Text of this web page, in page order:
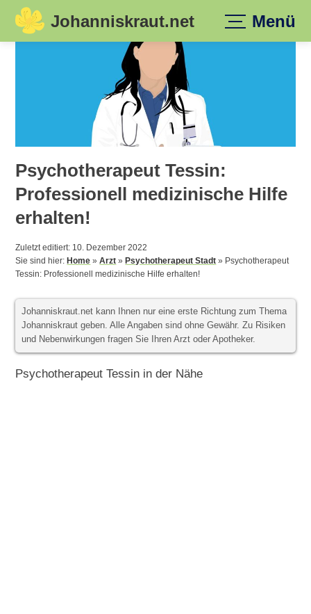
Skip
Johanniskraut.net Menü
Psychotherapeut Tessin:
Professionell medizinische Hilfe
erhalten!
Zuletzt editiert: 10. Dezember 2022
Sie sind hier:Home »Arzt »Psychotherapeut Stadt » Psychotherapeut
Tessin: Professionell medizinische Hilfe erhalten!
Johanniskraut.net kann Ihnen nur eine erste Richtung zum Thema
Johanniskraut geben. Alle Angaben sind ohne Gewähr. Zu Risiken
und Nebenwirkungen fragen Sie Ihren Arzt oder Apotheker.
Psychotherapeut Tessin in der Nähe